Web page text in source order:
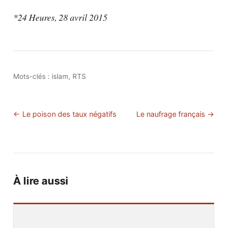
*24 Heures, 28 avril 2015
Mots-clés : islam, RTS
← Le poison des taux négatifs Le naufrage français →
À lire aussi